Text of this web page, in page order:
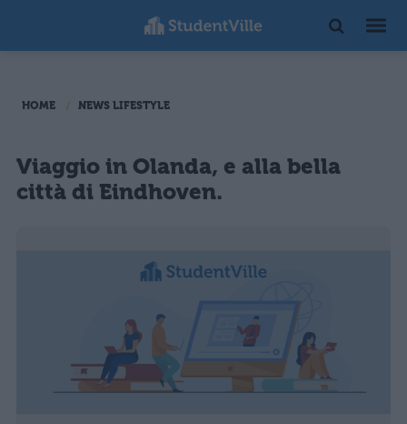
HOME NEWS LIFESTYLE
Viaggio in Olanda, e alla bella
città di Eindhoven.